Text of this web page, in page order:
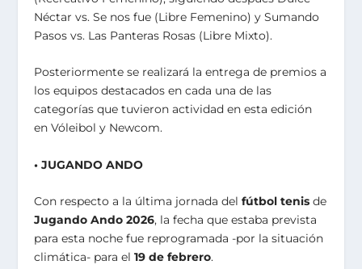
Néctar vs. Se nos fue (Libre Femenino) y Sumando
Pasos vs. Las Panteras Rosas (Libre Mixto).
Posteriormente se realizará la entrega de premios a
los equipos destacados en cada una de las
categorías que tuvieron actividad en esta edición
en Vóleibol y Newcom.
• JUGANDO ANDO
Con respecto a la última jornada delfútbol tenis de
Jugando Ando 2026, la fecha que estaba prevista
para esta noche fue reprogramada -por la situación
climática- para el19 de febrero.